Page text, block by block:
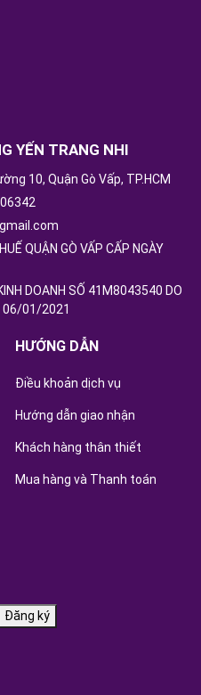
YẾN TRANG NHI
10, Quận Gò Vấp, TP.HCM
QUẬN GÒ VẤP CẤP NGÀY
DOANH SỐ 41M8043540 DO
06/01/2021
HƯỚNG DẪN
Điều khoản dịch vụ
Hướng dẫn giao nhận
Khách hàng thân thiết
Mua hàng và Thanh toán
Đăng ký